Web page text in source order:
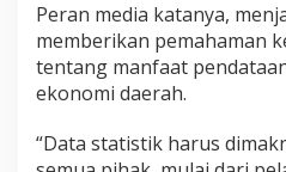
Peran media katanya,
memberikan pemahaman
tentang manfaat
ekonomi daerah.
“Data statistik harus